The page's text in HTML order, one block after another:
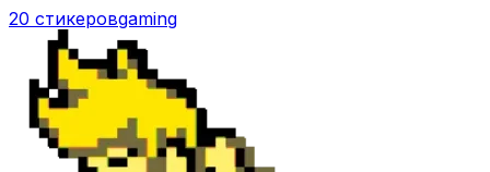
20 стикеровgaming